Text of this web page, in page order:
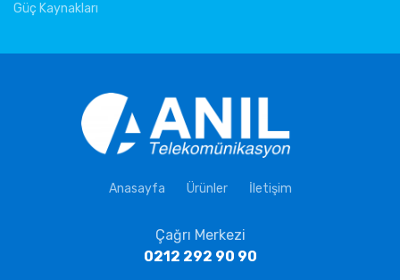
Güç Kaynakları
Anasayfa Ürünler İletişim
Çağrı Merkezi
0212 292 90 90